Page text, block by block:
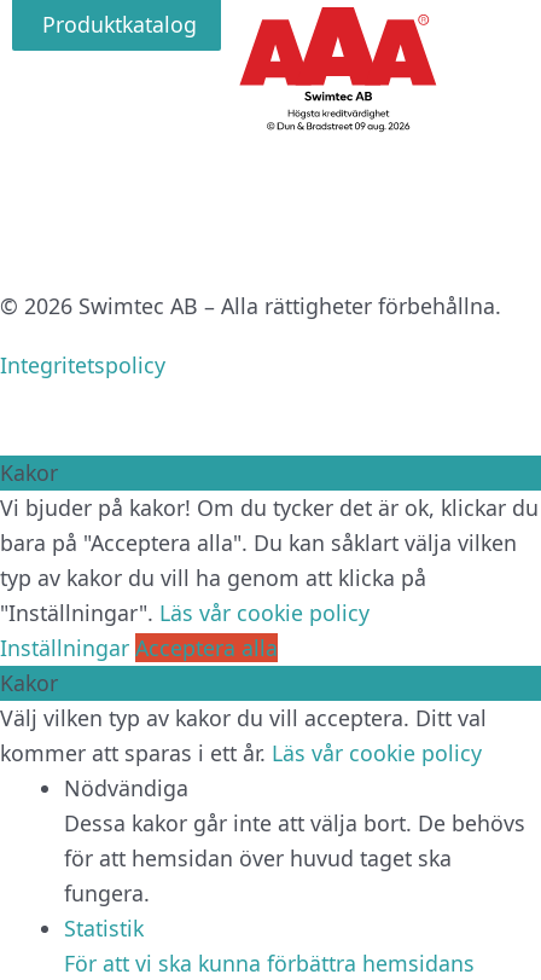
Produktkatalog
© 2026 Swimtec AB – Alla rättigheter förbehållna.
Integritetspolicy
Kakor
Vi bjuder på kakor! Om du tycker det är ok, klickar du
bara på "Acceptera alla". Du kan såklart välja vilken
typ av kakor du vill ha genom att klicka på
"Inställningar". Läs vår cookie policy
Inställningar Acceptera alla
Kakor
Välj vilken typ av kakor du vill acceptera. Ditt val
kommer att sparas i ett år. Läs vår cookie policy
Nödvändiga
Dessa kakor går inte att välja bort. De behövs
för att hemsidan över huvud taget ska
fungera.
Statistik
För att vi ska kunna förbättra hemsidans